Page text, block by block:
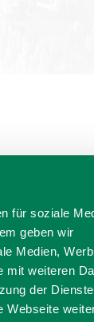
für soziale
geben wir
Medien,
mit weiteren
der Dienste
Webseite
Impressum